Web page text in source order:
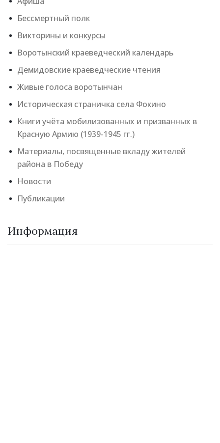
Бессмертный полк
Викторины и конкурсы
Воротынский краеведческий календарь
Демидовские краеведческие чтения
Живые голоса воротынчан
Историческая страничка села Фокино
Книги учёта мобилизованных и призванных в
Красную Армию (1939-1945 гг.)
Материалы, посвященные вкладу жителей
района в Победу
Новости
Публикации
Информация